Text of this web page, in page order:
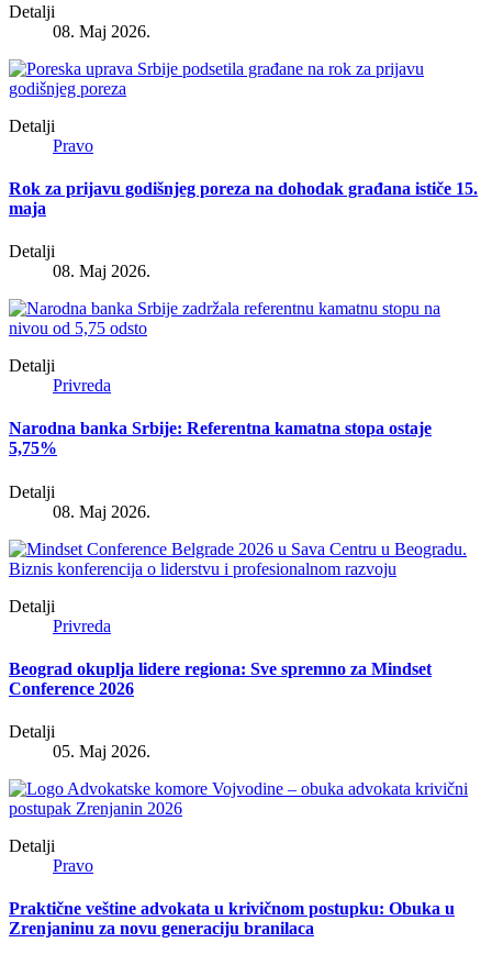
Detalji
08. Maj 2026.
Detalji
Pravo
Rok za prijavu godišnjeg poreza na dohodak građana ističe 15.
maja
Detalji
08. Maj 2026.
Detalji
Privreda
Narodna banka Srbije: Referentna kamatna stopa ostaje
5,75%
Detalji
08. Maj 2026.
Detalji
Privreda
Beograd okuplja lidere regiona: Sve spremno za Mindset
Conference 2026
Detalji
05. Maj 2026.
Detalji
Pravo
Praktične veštine advokata u krivičnom postupku: Obuka u
Zrenjaninu za novu generaciju branilaca